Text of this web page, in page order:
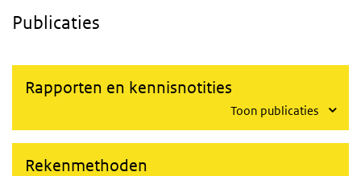
Publicaties
Rapporten en kennisnotities
Toon publicaties
Rekenmethoden